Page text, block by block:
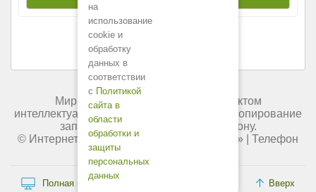
Мир мебели России является объектом
интеллектуальной собственности. Любое копирование
запрещено и преследуется по закону.
© Интернет-магазин « Мир мебели России
» | Телефон
+7 (495) 227-84-45.
на
использование
cookie и
обработку
данных в
соответствии
с Политикой
сайта в
области
обработки и
защиты
персональных
данных
Вверх
Полная версия сайта